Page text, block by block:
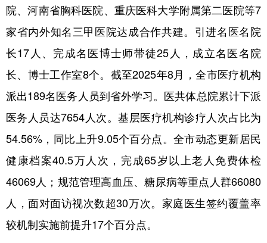
院、河南省胸科医院、重庆医科大学附属第二医院等7
家省内外知名三甲医院达成合作共建。引进名医名院
长17人、完成名医博士师带徒25人，成立名医名院
长、博士工作室8个。截至2025年8月，全市医疗机构
派出189名医务人员到省外学习。医共体总院累计下派
医务人员达7654人次。基层医疗机构诊疗人次占比为
54.56%，同比上升9.05个百分点。全市动态更新居民
健康档案40.5万人次，完成65岁以上老人免费体检
46069人；规范管理高血压、糖尿病等重点人群66080
人，面对面访视次数超30万次。家庭医生签约覆盖率
较机制实施前提升17个百分点。